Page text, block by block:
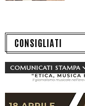
CONSIGLIATI
COMUNICATI STAMPA